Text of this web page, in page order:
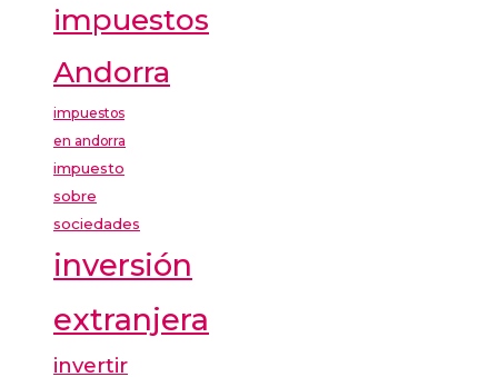
impuestos
Andorra
impuestos
en andorra
impuesto
sobre
sociedades
inversión
extranjera
invertir